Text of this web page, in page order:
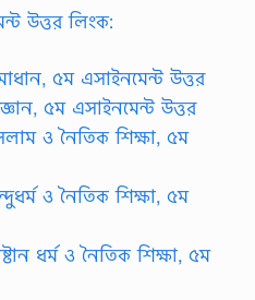
উত্তর লিংক:
৫ম এসাইনমেন্ট উত্তর
৫ম এসাইনমেন্ট উত্তর
ও নৈতিক শিক্ষা, ৫ম
ও নৈতিক শিক্ষা, ৫ম
ধর্ম ও নৈতিক শিক্ষা, ৫ম